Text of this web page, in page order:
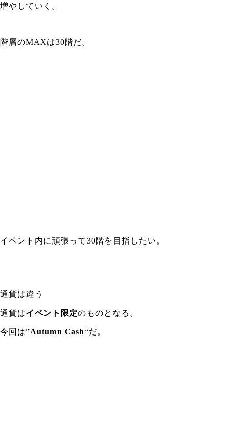
増やしていく。
階層のMAXは30階だ。
イベント内に頑張って30階を目指したい。
通貨は違う
通貨はイベント限定のものとなる。
今回は”Autumn Cash“だ。